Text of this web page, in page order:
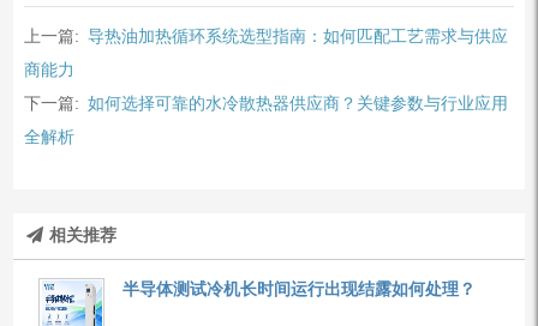
上一篇: 导热油加热循环系统选型指南：如何匹配工艺需求与供应
商能力
下一篇: 如何选择可靠的水冷散热器供应商？关键参数与行业应用
全解析
相关推荐
半导体测试冷机长时间运行出现结露如何处理？